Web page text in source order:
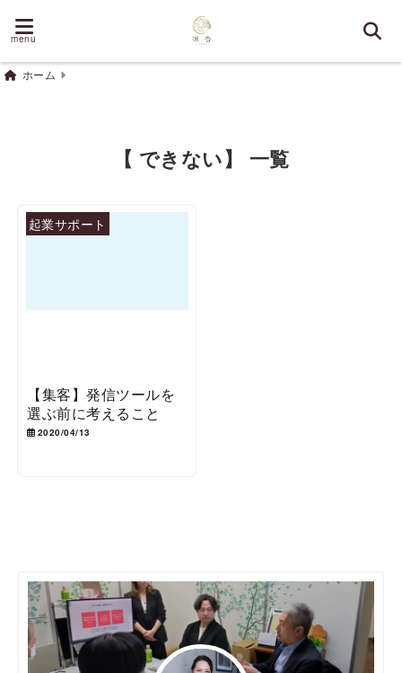
menu
ホーム
【 できない】 一覧
起業サポート
【集客】発信ツールを
選ぶ前に考えること
2020/04/13